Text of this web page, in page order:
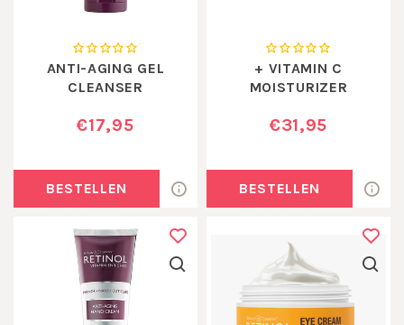
ANTI-AGING GEL
CLEANSER
€17,95
BESTELLEN
+ VITAMIN C
MOISTURIZER
€31,95
BESTELLEN